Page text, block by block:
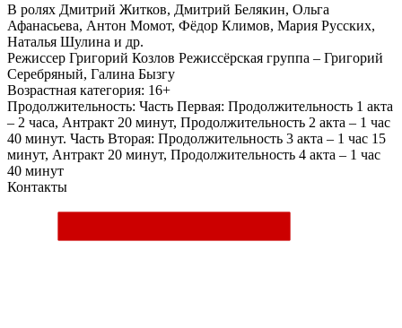
В ролях Дмитрий Житков, Дмитрий Белякин, Ольга
Афанасьева, Антон Момот, Фёдор Климов, Мария Русских,
Наталья Шулина и др.
Режиcсер Григорий Козлов Режиссёрская группа – Григорий
Серебряный, Галина Бызгу
Возрастная категория: 16+
Продолжительность: Часть Первая: Продолжительность 1 акта
– 2 часа, Антракт 20 минут, Продолжительность 2 акта – 1 час
40 минут. Часть Вторая: Продолжительность 3 акта – 1 час 15
минут, Антракт 20 минут, Продолжительность 4 акта – 1 час
40 минут
Контакты